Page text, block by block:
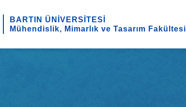
BARTIN ÜNİVERSİTESİ
Mühendislik, Mimarlık ve Tasarım Fakültesi